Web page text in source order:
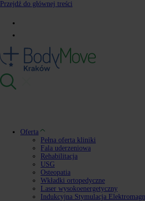
Przejdź do głównej treści
Oferta
Pełna oferta kliniki
Fala uderzeniowa
Rehabilitacja
USG
Osteopatia
Wkładki ortopedyczne
Laser wysokoenergetyczny
Indukcyjna Stymulacja